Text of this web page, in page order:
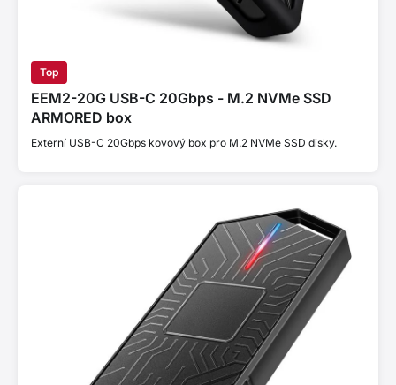
Top
EEM2-20G USB-C 20Gbps - M.2 NVMe SSD
ARMORED box
Externí USB-C 20Gbps kovový box pro M.2 NVMe SSD disky.